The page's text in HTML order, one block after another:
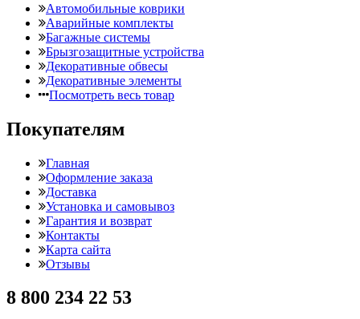
Автомобильные коврики
Аварийные комплекты
Багажные системы
Брызгозащитные устройства
Декоративные обвесы
Декоративные элементы
Посмотреть весь товар
Покупателям
Главная
Оформление заказа
Доставка
Установка и самовывоз
Гарантия и возврат
Контакты
Карта сайта
Отзывы
8 800 234 22 53